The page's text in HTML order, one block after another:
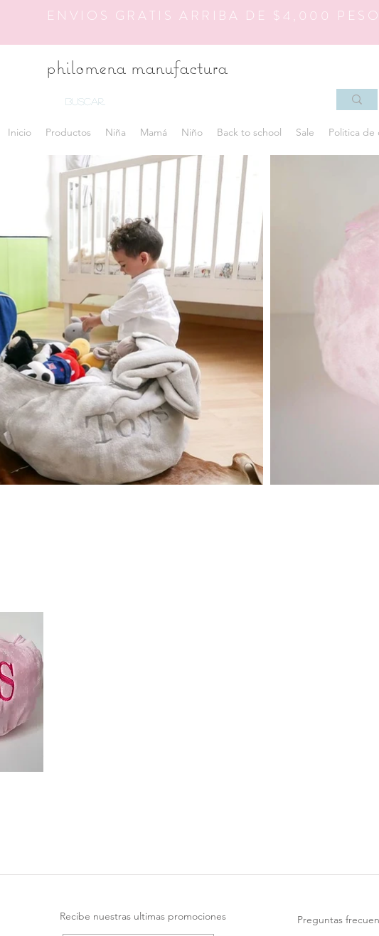
ENVIOS GRATIS ARRIBA DE $4,000
philomena manufactura
Inicio Productos Niña Mamá Niño Back to school Sale Politica de
Preguntas
Recibe nuestras ultimas promociones